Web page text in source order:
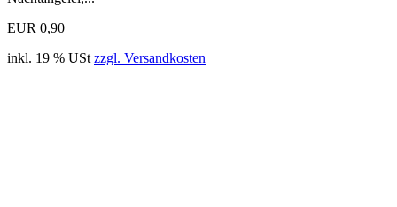
EUR 0,90
inkl. 19 % USt zzgl. Versandkosten